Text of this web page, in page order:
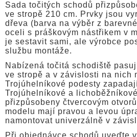
Sada točitých schodů
ve stropě 210 cm. Prvky jsou
dřeva (barva na výběr z
oceli s práškovým nástřikem v
je sestavit sami, ale výrobce
službu montáže.
Nabízená točitá schodiště
ve stropě a v závislosti na nich
Trojúhelníkové podesty
Trojúhelníkové a
přizpůsobeny čtvercovým
modelu mají pravou a levou
namontovat univerzálně v
Při objednávce schodů uveďte